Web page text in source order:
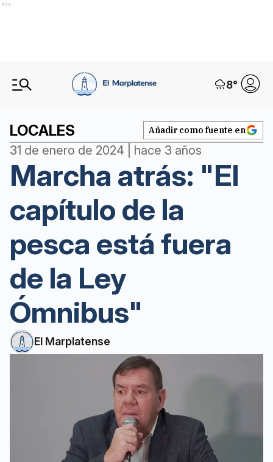
Ads
8°
LOCALES Añadir como fuente en
31 de enero de 2024 | hace 3 años
Marcha atrás: "El
capítulo de la
pesca está fuera
de la Ley
Ómnibus"
El Marplatense